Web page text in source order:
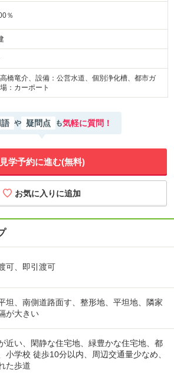
％
橋竜介、設備：公営水道、個別浄化槽、都市ガ
：カーポート
や 疑問点 も気軽に質問！
見学予約に進む(無料)
可、即引渡可
坦、南側道路面す、整形地、平坦地、隣家
が大きい
近い、閑静な住宅地、緑豊かな住宅地、都
小学校 徒歩10分以内、周辺交通量少なめ、
た歩道